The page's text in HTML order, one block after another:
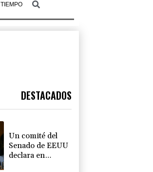
TIEMPO
DESTACADOS
Un comité del
Senado de EEUU
declara en